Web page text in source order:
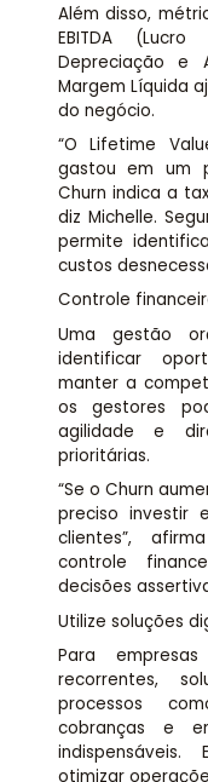
Além disso,
EBITDA
Depreciação e
Margem Líquida
do negócio.
“O Lifetime
gastou em um
Churn indica a
diz Michelle.
permite
custos
Controle
Uma gestão
identificar
manter a
os gestores
agilidade e
prioritárias.
“Se o Churn
preciso investir
clientes”,
controle
decisões
Utilize soluções
Para
recorrentes,
processos
cobranças e
otimizar